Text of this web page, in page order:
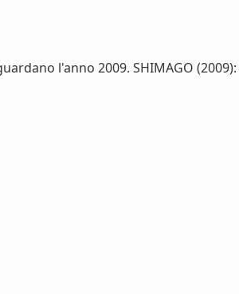
l'anno 2009. SHIMAGO